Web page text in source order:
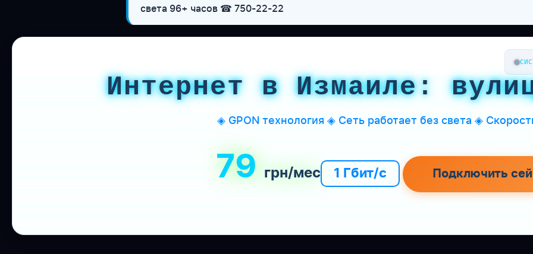
света 96+ часов ☎ 750-22-22
Интернет в Измаиле:
◈ GPON технология ◈ Сеть работает без света ◈
79 грн/мес 1 Гбит/с Подключить